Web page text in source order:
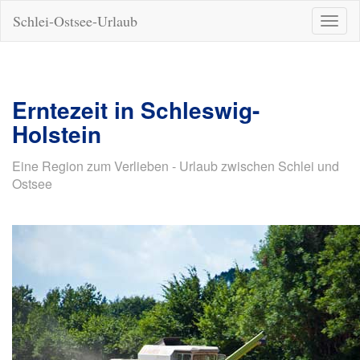
ein-/
Schlei-Ostsee-Urlaub
Erntezeit in Schleswig-
Holstein
Eine Region zum Verlieben - Urlaub zwischen Schlei und
Ostsee